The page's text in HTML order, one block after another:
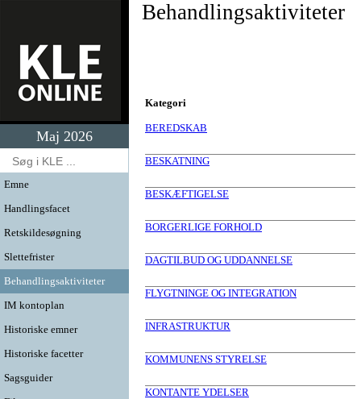
Maj 2026
Emne
Handlingsfacet
Retskildesøgning
Slettefrister
Behandlingsaktiviteter
IM kontoplan
Historiske emner
Historiske facetter
Sagsguider
Behandlingsaktiviteter
Kategori
BEREDSKAB
BESKATNING
BESKÆFTIGELSE
BORGERLIGE FORHOLD
DAGTILBUD OG UDDANNELSE
FLYGTNINGE OG INTEGRATION
INFRASTRUKTUR
KOMMUNENS STYRELSE
KONTANTE YDELSER